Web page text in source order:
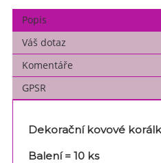
Popis
Váš dotaz
Komentáře
GPSR
Dekorační kovové
Balení = 10 ks